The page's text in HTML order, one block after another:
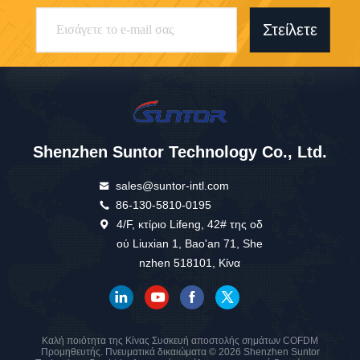
Στείλετε
Shenzhen Suntor Technology Co., Ltd.
sales@suntor-intl.com
86-130-5810-0195
4/F, κτίριο Lifeng, 42# της οδ
ού Liuxian 1, Bao'an 71, She
nzhen 518101, Κίνα
Καλή ποιότητα της Κίνας Συσκευή αποστολής σημάτων COFDM
Προμηθευτής. Πνευματικά δικαιώματα © 2026 Shenzhen Suntor